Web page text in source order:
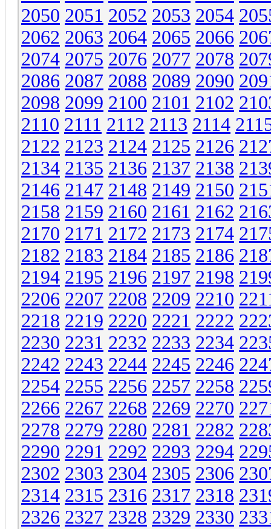
2050 2051 2052 2053 2054
2062 2063 2064 2065 2066
2074 2075 2076 2077 2078
2086 2087 2088 2089 2090
2098 2099 2100 2101 2102
2110 2111 2112 2113 2114
2122 2123 2124 2125 2126
2134 2135 2136 2137 2138
2146 2147 2148 2149 2150
2158 2159 2160 2161 2162
2170 2171 2172 2173 2174
2182 2183 2184 2185 2186
2194 2195 2196 2197 2198
2206 2207 2208 2209 2210
2218 2219 2220 2221 2222
2230 2231 2232 2233 2234
2242 2243 2244 2245 2246
2254 2255 2256 2257 2258
2266 2267 2268 2269 2270
2278 2279 2280 2281 2282
2290 2291 2292 2293 2294
2302 2303 2304 2305 2306
2314 2315 2316 2317 2318
2326 2327 2328 2329 2330